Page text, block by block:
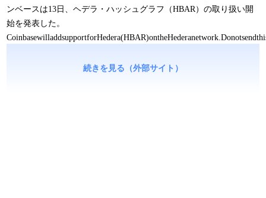
ンベースは13日、ヘデラ・ハッシュグラフ（HBAR）の取り扱い開
始を発表した。
続きを見る（外部サイト）